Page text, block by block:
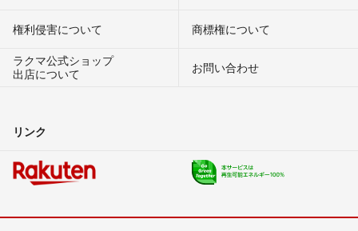
権利侵害について
商標権について
ラクマ公式ショップ
出店について
お問い合わせ
リンク